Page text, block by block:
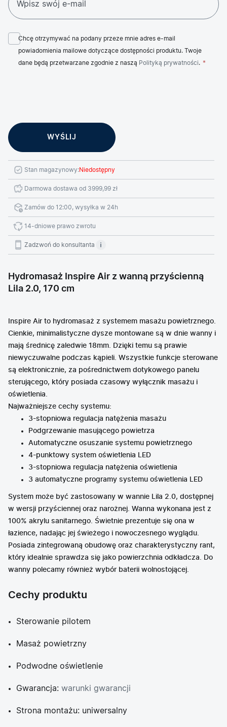
Chcę otrzymywać na podany przeze mnie adres e-mail
powiadomienia mailowe dotyczące dostępności produktu. Twoje
dane będą przetwarzane zgodnie z naszą Polityką prywatności.
Stan magazynowy:Niedostępny
Darmowa dostawa od 3999,99 zł
Zamów do 12:00, wysyłka w 24h
14-dniowe prawo zwrotu
Zadzwoń do konsultanta
Hydromasaż Inspire Air z wanną przyścienną
Lila 2.0, 170 cm
Inspire Air to hydromasaż z systemem masażu powietrznego.
Cienkie, minimalistyczne dysze montowane są w dnie wanny i
mają średnicę zaledwie 18mm. Dzięki temu są prawie
niewyczuwalne podczas kąpieli. Wszystkie funkcje sterowane
są elektronicznie, za pośrednictwem dotykowego panelu
sterującego, który posiada czasowy wyłącznik masażu i
oświetlenia.
Najważniejsze cechy systemu:
3-stopniowa regulacja natężenia masażu
Podgrzewanie masującego powietrza
Automatyczne osuszanie systemu powietrznego
4-punktowy system oświetlenia LED
3-stopniowa regulacja natężenia oświetlenia
3 automatyczne programy systemu oświetlenia LED
System może być zastosowany w wannie Lila 2.0, dostępnej
w wersji przyściennej oraz narożnej. Wanna wykonana jest z
100% akrylu sanitarnego. Świetnie prezentuje się ona w
łazience, nadając jej świeżego i nowoczesnego wyglądu.
Posiada zintegrowaną obudowę oraz charakterystyczny rant,
który idealnie sprawdza się jako powierzchnia odkładcza. Do
wanny polecamy również wybór baterii wolnostojącej.
Cechy produktu
Sterowanie pilotem
Masaż powietrzny
Podwodne oświetlenie
Gwarancja: warunki gwarancji
Strona montażu: uniwersalny